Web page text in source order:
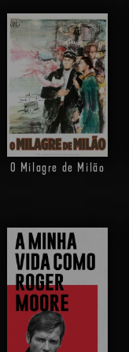
O Milagre de Milão